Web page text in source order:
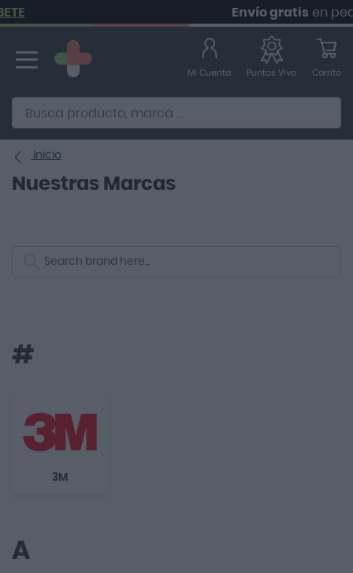
Envío gratisen pedidos
contenido
Alternative to Doofinder Ecommerce Search
Mi Cuenta Puntos Vivo Carrito
Inicio
Nuestras Marcas
#
3M
A